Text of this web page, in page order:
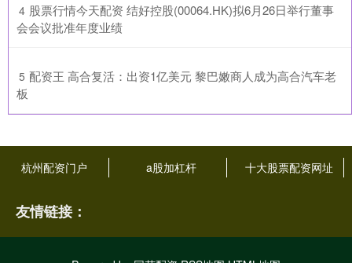
4 ​股票行情今天配资 结好控股(00064.HK)拟6月26日举行董事
会会议批准年度业绩
5 ​配资王 高合复活：出资1亿美元 黎巴嫩商人成为高合汽车老
板
杭州配资门户 a股加杠杆 十大股票配资网址
友情链接：